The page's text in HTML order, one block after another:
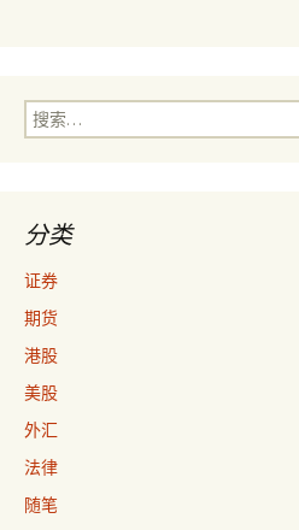
搜
索：
分类
证券
期货
港股
美股
外汇
法律
随笔